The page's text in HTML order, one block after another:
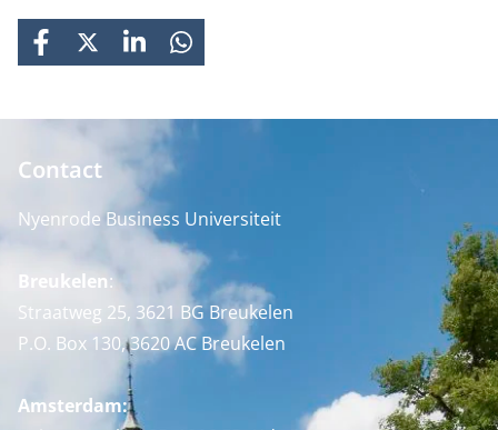
FACEBOOK
X LINKEDINWHATSAPP
Contact
Nyenrode Business Universiteit
Breukelen:
Straatweg 25, 3621 BG Breukelen
P.O. Box 130, 3620 AC Breukelen
Amsterdam: